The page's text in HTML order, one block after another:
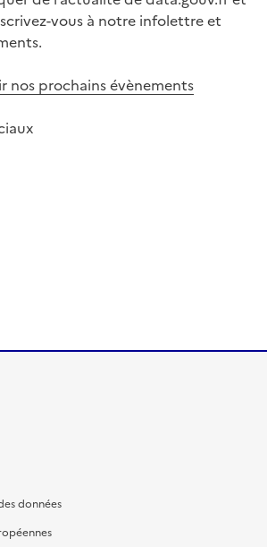
vous à notre infolettre et
nos prochains évènements
données